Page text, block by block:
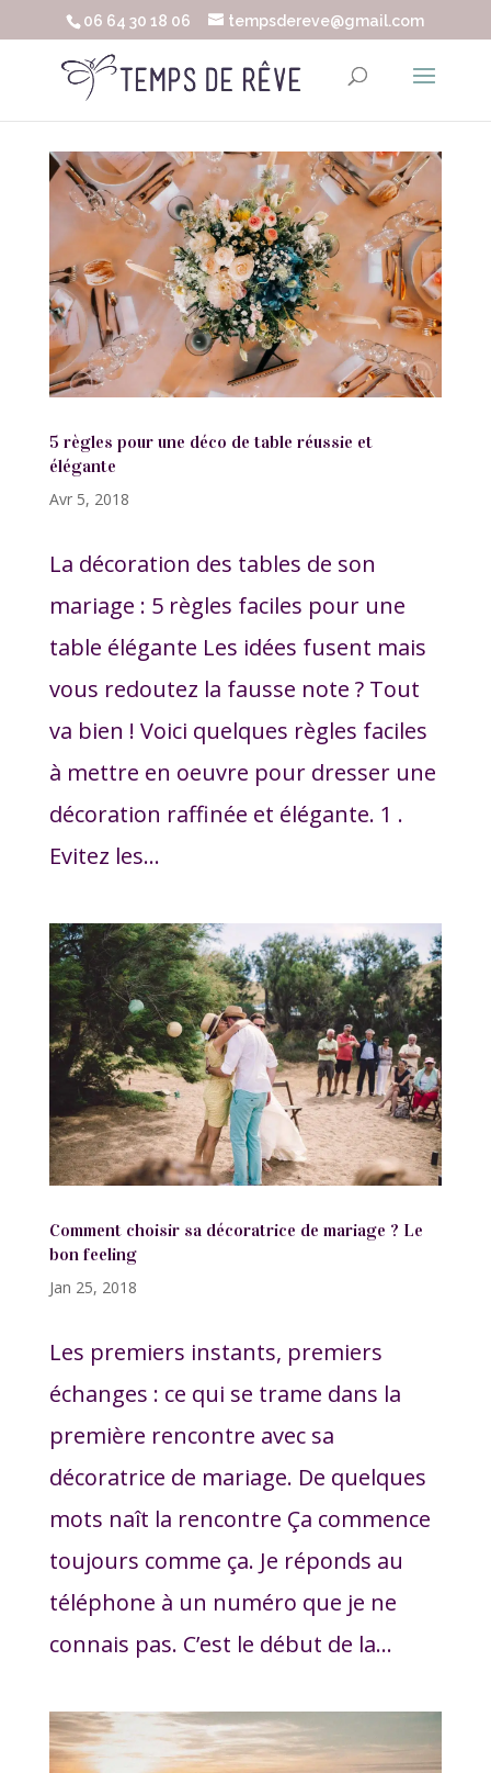
06 64 30 18 06 tempsdereve@gmail.com
5 règles pour une déco de table réussie et
élégante
Avr 5, 2018
La décoration des tables de son
mariage : 5 règles faciles pour une
table élégante Les idées fusent mais
vous redoutez la fausse note ? Tout
va bien ! Voici quelques règles faciles
à mettre en oeuvre pour dresser une
décoration raffinée et élégante. 1 .
Evitez les...
Comment choisir sa décoratrice de mariage ? Le
bon feeling
Jan 25, 2018
Les premiers instants, premiers
échanges : ce qui se trame dans la
première rencontre avec sa
décoratrice de mariage. De quelques
mots naît la rencontre Ça commence
toujours comme ça. Je réponds au
téléphone à un numéro que je ne
connais pas. C’est le début de la...